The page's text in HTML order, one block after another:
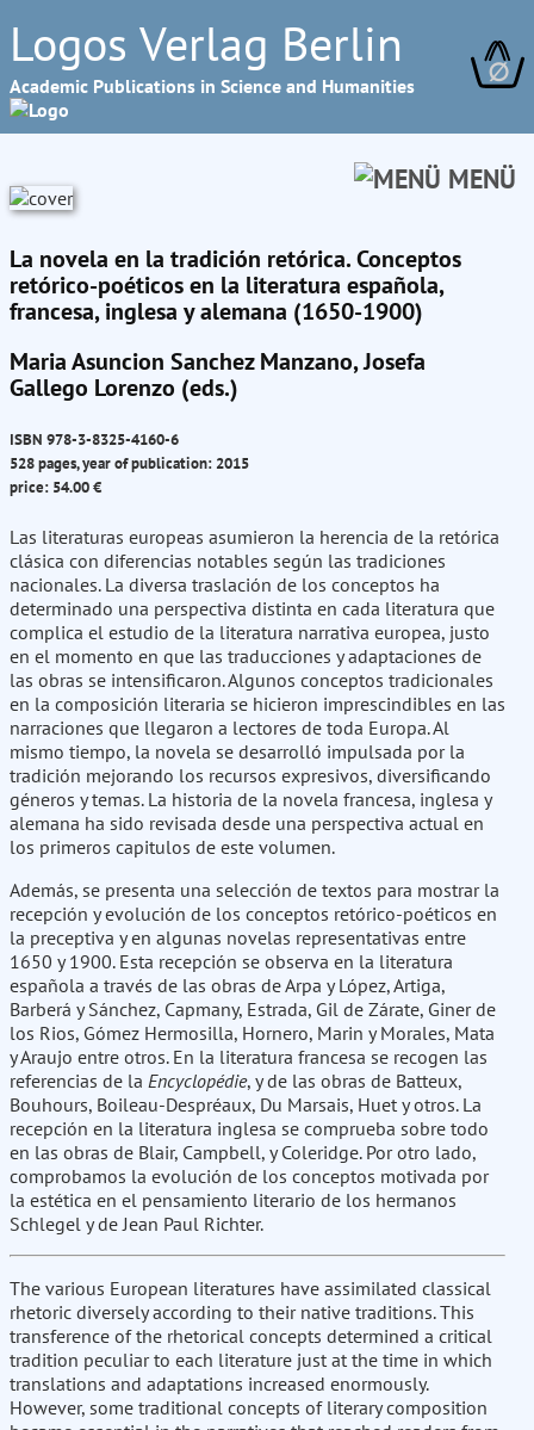
Logos Verlag Berlin
Academic Publications in Science and Humanities ∅
MENÜ
La novela en la tradición retórica. Conceptos
retórico-poéticos en la literatura española,
francesa, inglesa y alemana (1650-1900)
Maria Asuncion Sanchez Manzano, Josefa
Gallego Lorenzo (eds.)
ISBN 978-3-8325-4160-6
528 pages, year of publication: 2015
price: 54.00 €
Las literaturas europeas asumieron la herencia de la retórica
clásica con diferencias notables según las tradiciones
nacionales. La diversa traslación de los conceptos ha
determinado una perspectiva distinta en cada literatura que
complica el estudio de la literatura narrativa europea, justo
en el momento en que las traducciones y adaptaciones de
las obras se intensificaron. Algunos conceptos tradicionales
en la composición literaria se hicieron imprescindibles en las
narraciones que llegaron a lectores de toda Europa. Al
mismo tiempo, la novela se desarrolló impulsada por la
tradición mejorando los recursos expresivos, diversificando
géneros y temas. La historia de la novela francesa, inglesa y
alemana ha sido revisada desde una perspectiva actual en
los primeros capitulos de este volumen.
Además, se presenta una selección de textos para mostrar la
recepción y evolución de los conceptos retórico-poéticos en
la preceptiva y en algunas novelas representativas entre
1650 y 1900. Esta recepción se observa en la literatura
española a través de las obras de Arpa y López, Artiga,
Barberá y Sánchez, Capmany, Estrada, Gil de Zárate, Giner de
los Rios, Gómez Hermosilla, Hornero, Marin y Morales, Mata
y Araujo entre otros. En la literatura francesa se recogen las
referencias de la Encyclopédie, y de las obras de Batteux,
Bouhours, Boileau-Despréaux, Du Marsais, Huet y otros. La
recepción en la literatura inglesa se comprueba sobre todo
en las obras de Blair, Campbell, y Coleridge. Por otro lado,
comprobamos la evolución de los conceptos motivada por
la estética en el pensamiento literario de los hermanos
Schlegel y de Jean Paul Richter.
The various European literatures have assimilated classical
rhetoric diversely according to their native traditions. This
transference of the rhetorical concepts determined a critical
tradition peculiar to each literature just at the time in which
translations and adaptations increased enormously.
However, some traditional concepts of literary composition